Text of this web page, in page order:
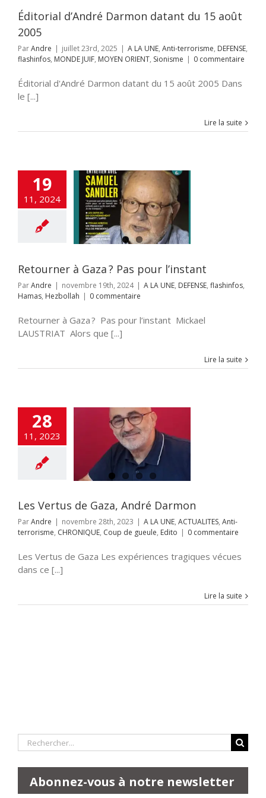
Éditorial d’André Darmon datant du 15 août
2005
ParAndre | juillet 23rd, 2025 | A LA UNE, Anti-terrorisme, DEFENSE,
flashinfos, MONDE JUIF, MOYEN ORIENT, Sionisme | 0 commentaire
Éditorial d'André Darmon datant du 15 août 2005 Dans
le [...]
Lire la suite
19
11, 2024
à Gaza ? Pas
l’instant
DEFENSE
Hamas
Retourner à Gaza ? Pas pour l’instant
ParAndre | novembre 19th, 2024 | A LA UNE, DEFENSE, flashinfos,
Hamas, Hezbollah | 0 commentaire
Retourner à Gaza ? Pas pour l’instant Mickael
LAUSTRIAT Alors que [...]
Lire la suite
28
11, 2023
de Gaza,
Darmon
terrorisme
Les Vertus de Gaza, André Darmon
ParAndre | novembre 28th, 2023 | A LA UNE, ACTUALITES, Anti-
terrorisme, CHRONIQUE, Coup de gueule, Edito | 0 commentaire
Les Vertus de Gaza Les expériences tragiques vécues
dans ce [...]
Lire la suite
Rechercher:
Abonnez-vous à notre newsletter